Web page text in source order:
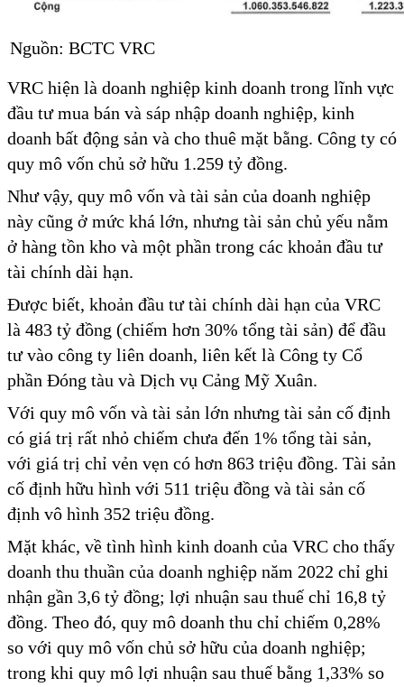
Nguồn: BCTC VRC
VRC hiện là doanh nghiệp kinh doanh trong lĩnh vực
đầu tư mua bán và sáp nhập doanh nghiệp, kinh
doanh bất động sản và cho thuê mặt bằng. Công ty có
quy mô vốn chủ sở hữu 1.259 tỷ đồng.
Như vậy, quy mô vốn và tài sản của doanh nghiệp
này cũng ở mức khá lớn, nhưng tài sản chủ yếu nằm
ở hàng tồn kho và một phần trong các khoản đầu tư
tài chính dài hạn.
Được biết, khoản đầu tư tài chính dài hạn của VRC
là 483 tỷ đồng (chiếm hơn 30% tổng tài sản) để đầu
tư vào công ty liên doanh, liên kết là Công ty Cổ
phần Đóng tàu và Dịch vụ Cảng Mỹ Xuân.
Với quy mô vốn và tài sản lớn nhưng tài sản cố định
có giá trị rất nhỏ chiếm chưa đến 1% tổng tài sản,
với giá trị chỉ vẻn vẹn có hơn 863 triệu đồng. Tài sản
cố định hữu hình với 511 triệu đồng và tài sản cố
định vô hình 352 triệu đồng.
Mặt khác, về tình hình kinh doanh của VRC cho thấy
doanh thu thuần của doanh nghiệp năm 2022 chỉ ghi
nhận gần 3,6 tỷ đồng; lợi nhuận sau thuế chỉ 16,8 tỷ
đồng. Theo đó, quy mô doanh thu chỉ chiếm 0,28%
so với quy mô vốn chủ sở hữu của doanh nghiệp;
trong khi quy mô lợi nhuận sau thuế bằng 1,33% so